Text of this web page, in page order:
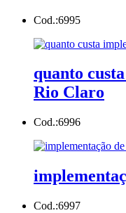
Cod.:6995
quanto
Rio Claro
Cod.:6996
Cod.:6997